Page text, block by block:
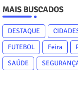
MAIS BUSCADOS
DESTAQUE
FUTEBOL
Feira
SAÚDE